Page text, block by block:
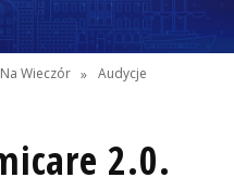
Wieczór » Audycje
2.0.